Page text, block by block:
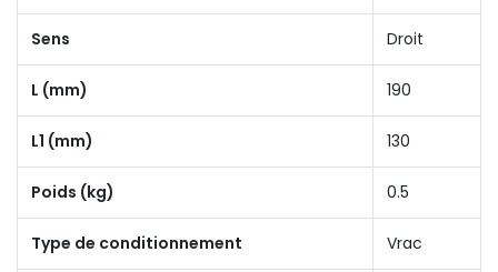
Sens Droit
L (mm) 190
L1 (mm) 130
Poids (kg) 0.5
Type de conditionnement Vrac